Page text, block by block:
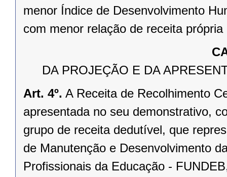
menor Índice de Desenvolvimento
com menor relação de receita
DA PROJEÇÃO E DA
Art. 4º. A Receita de Recolhimento
apresentada no seu demonstrativo,
grupo de receita dedutível, que
de Manutenção e Desenvolvimento
Profissionais da Educação -